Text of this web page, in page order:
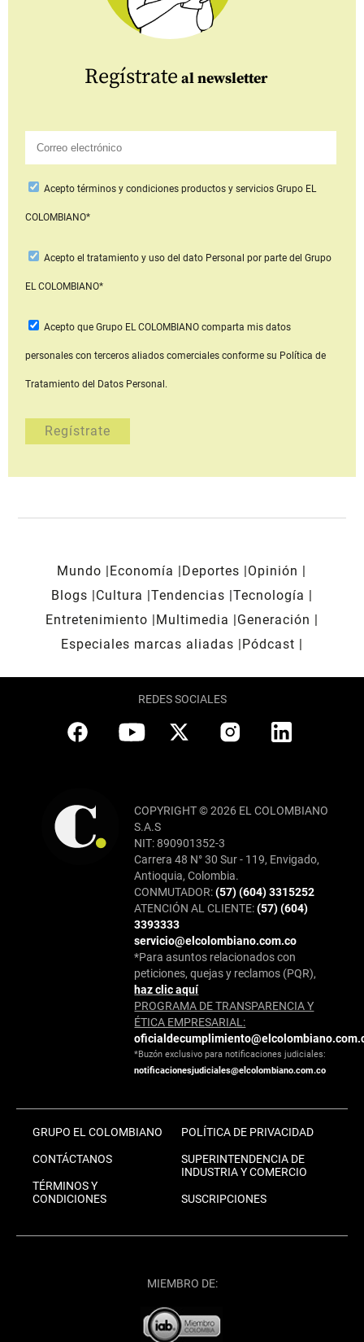
Regístrate al newsletter
Aceptotérminos y condiciones productos y serviciosGrupo EL
COLOMBIANO*
Acepto el tratamiento y uso del dato Personal por parte del Grupo
EL COLOMBIANO*
Acepto que Grupo EL COLOMBIANOcomparta mis datos
personales con terceros aliados comerciales conforme su Política de
Tratamiento del Datos Personal.
Mundo Economía Deportes
Opinión
Blogs
Cultura Tendencias Tecnología
Entretenimiento
Multimedia
Generación
Especiales marcas aliadas
Pódcast
REDES SOCIALES
COPYRIGHT © 2026 EL COLOMBIANO
S.A.S
NIT: 890901352-3
Carrera 48 N° 30 Sur - 119, Envigado,
Antioquia, Colombia.
CONMUTADOR:(57) (604) 3315252
ATENCIÓN AL CLIENTE:(57) (604)
3393333
servicio@elcolombiano.com.co
*Para asuntos relacionados con
peticiones, quejas y reclamos (PQR),
haz clic aquí
PROGRAMA DE TRANSPARENCIA Y
ÉTICA EMPRESARIAL:
*Buzón exclusivo para notificaciones judiciales:
notificacionesjudiciales@elcolombiano.com.co
GRUPO EL COLOMBIANO
CONTÁCTANOS
TÉRMINOS Y
CONDICIONES
POLÍTICA DE PRIVACIDAD
SUPERINTENDENCIA DE
INDUSTRIA Y COMERCIO
SUSCRIPCIONES
MIEMBRO DE: